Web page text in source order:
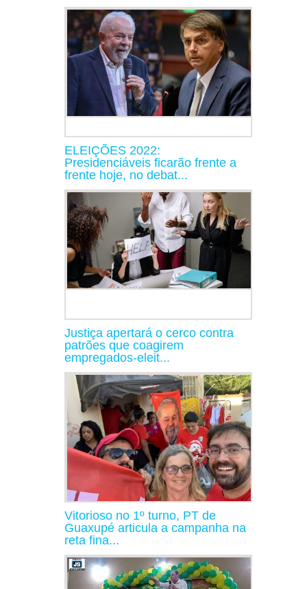
ELEIÇÕES 2022:
Presidenciáveis ficarão frente a
frente hoje, no debat...
Justiça apertará o cerco contra
patrões que coagirem
empregados-eleit...
Vitorioso no 1º turno, PT de
Guaxupé articula a campanha na
reta fina...